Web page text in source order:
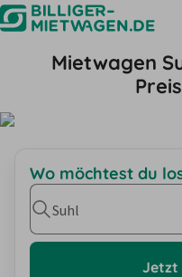
Mietwagen
Wo möchtest du
Suhl
Jetzt